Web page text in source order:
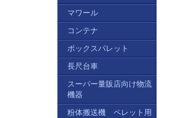
マワール
コンテナ
ボックスパレット
長尺台車
スーパー量販店向け物流
機器
粉体搬送機 ペレット用